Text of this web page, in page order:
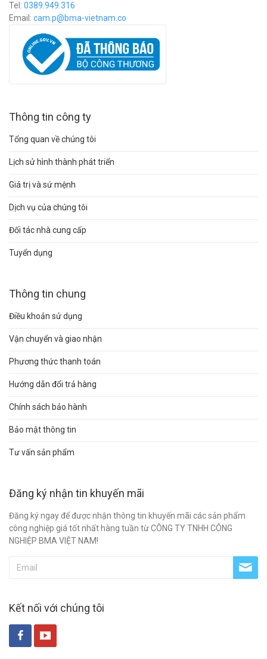
Tel: 0389.949.316
Email: cam.p@bma-vietnam.co
Thông tin công ty
Tổng quan về chúng tôi
Lịch sử hình thành phát triển
Giá trị và sứ mệnh
Dịch vụ của chúng tôi
Đối tác nhà cung cấp
Tuyển dụng
Thông tin chung
Điều khoản sử dụng
Vận chuyển và giao nhận
Phương thức thanh toán
Hướng dẫn đổi trả hàng
Chính sách bảo hành
Bảo mật thông tin
Tư vấn sản phẩm
Đăng ký nhận tin khuyến mãi
Đăng ký ngay để được nhận thông tin khuyến mãi các sản phẩm
công nghiệp giá tốt nhất hàng tuần từ CÔNG TY TNHH CÔNG
NGHIỆP BMA VIỆT NAM!
Kết nối với chúng tôi